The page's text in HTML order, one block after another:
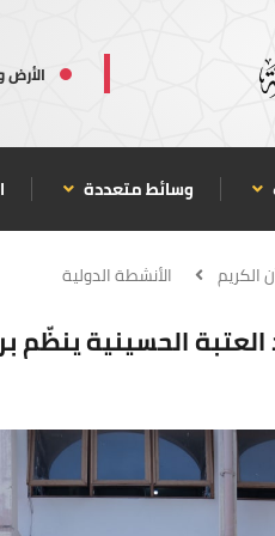
وسائط متعددة
الكريم الأنشطة الدولية
الحسينية ينظّم